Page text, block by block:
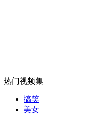
女孩北京地铁殴打老
热门视频集
搞笑
美女